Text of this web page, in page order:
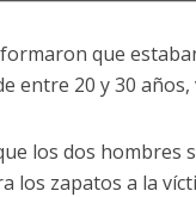
que
entre 20 y 30
los dos hombres
los zapatos a la